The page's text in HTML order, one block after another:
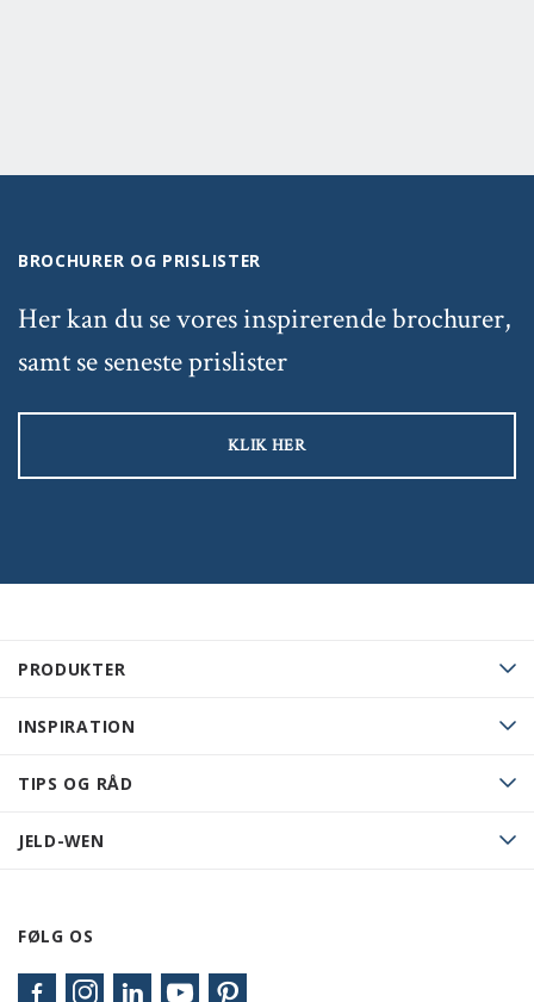
PRODUKTER
INSPIRATION
TIPS OG RÅD
JELD-WEN
FØLG OS
BROCHURER OG PRISLISTER
Her kan du se vores inspirerende brochurer,
samt se seneste prislister
KLIK HER